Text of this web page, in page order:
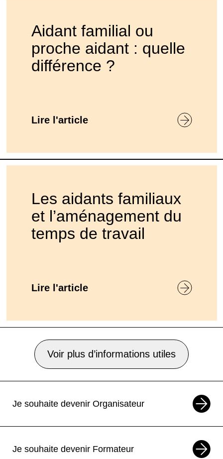
Aidant familial ou
proche aidant : quelle
différence ?
Lire l'article
Les aidants familiaux
et l’aménagement du
temps de travail
Lire l'article
Voir plus d’informations utiles
Je souhaite devenir Organisateur
Je souhaite devenir Formateur